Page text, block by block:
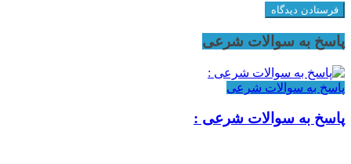
پاسخ به سوالات شرعی
پاسخ به سوالات شرعی
پاسخ به سوالات شرعی :